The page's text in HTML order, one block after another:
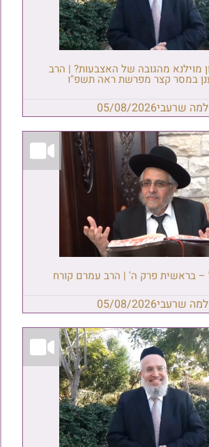
מוילנא מהגובה של האצבעות? | הרב
במסר קצר מפרשת ראה תשפ"ו
שרעבי05/08/2026
– בראשית פרק ה' | הרב עמרם קורח
שרעבי05/08/2026